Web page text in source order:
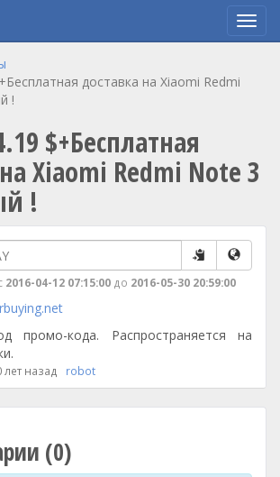
доставка на Xiaomi Redmi
!
$+Бесплатная
Xiaomi Redmi Note 3
!
2016-04-12 07:15:00 до 2016-05-30 20:59:00
промо-кода. Распространяется на
лет назад robot
(0)